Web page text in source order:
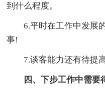
到什么程度。
6.平时在工作中发展
事!
7.谈客能力还有待提
四、下步工作中需要